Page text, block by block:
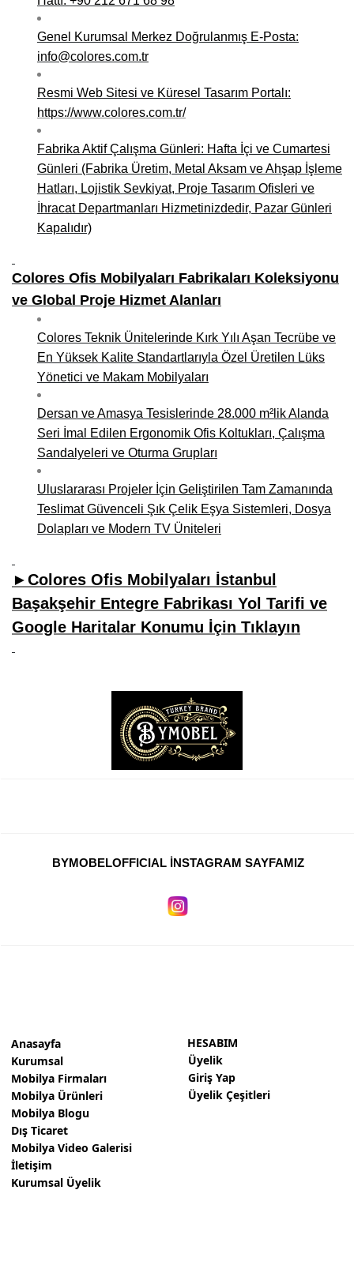
Genel Kurumsal Merkez Doğrulanmış E-Posta:
info@colores.com.tr
Resmi Web Sitesi ve Küresel Tasarım Portalı:
https://www.colores.com.tr/
Fabrika Aktif Çalışma Günleri: Hafta İçi ve Cumartesi
Günleri (Fabrika Üretim, Metal Aksam ve Ahşap İşleme
Hatları, Lojistik Sevkiyat, Proje Tasarım Ofisleri ve
İhracat Departmanları Hizmetinizdedir, Pazar Günleri
Kapalıdır)
Colores Ofis Mobilyaları Fabrikaları Koleksiyonu
ve Global Proje Hizmet Alanları
Colores Teknik Ünitelerinde Kırk Yılı Aşan Tecrübe ve
En Yüksek Kalite Standartlarıyla Özel Üretilen Lüks
Yönetici ve Makam Mobilyaları
Dersan ve Amasya Tesislerinde 28.000 m²lik Alanda
Seri İmal Edilen Ergonomik Ofis Koltukları, Çalışma
Sandalyeleri ve Oturma Grupları
Uluslararası Projeler İçin Geliştirilen Tam Zamanında
Teslimat Güvenceli Şık Çelik Eşya Sistemleri, Dosya
Dolapları ve Modern TV Üniteleri
►Colores Ofis Mobilyaları İstanbul
Başakşehir Entegre Fabrikası Yol Tarifi ve
Google Haritalar Konumu İçin Tıklayın
BYMOBELOFFICIAL İNSTAGRAM SAYFAMIZ
Anasayfa
Kurumsal
Mobilya Firmaları
Mobilya Ürünleri
Mobilya Blogu
Dış Ticaret
Mobilya Video Galerisi
İletişim
Kurumsal Üyelik
HESABIM
Üyelik
Giriş Yap
Üyelik Çeşitleri